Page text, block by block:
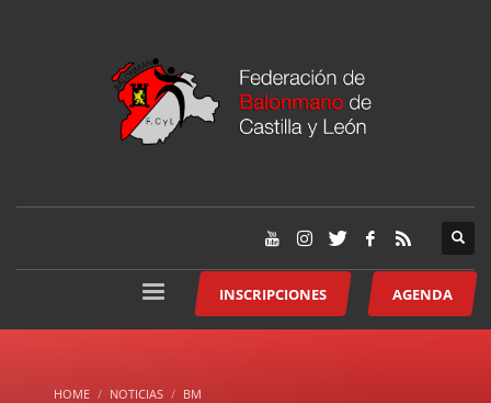
INSCRIPCIONES AGENDA
HOME NOTICIAS
BM